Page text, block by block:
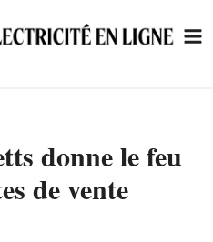
donne le feu
de vente